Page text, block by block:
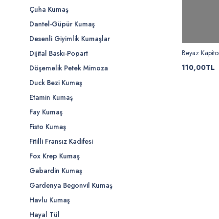
Çuha Kumaş
Dantel-Güpür Kumaş
Desenli Giyimlik Kumaşlar
Dijital Baskı-Popart
Döşemelik Petek Mimoza
Duck Bezi Kumaş
Etamin Kumaş
Fay Kumaş
Fisto Kumaş
Fitilli Fransız Kadifesi
Fox Krep Kumaş
Gabardin Kumaş
Gardenya Begonvil Kumaş
Havlu Kumaş
Hayal Tül
Beyaz
110,00TL